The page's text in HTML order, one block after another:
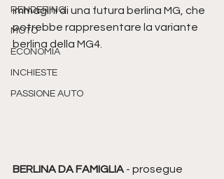
RENDERING
MOTO
ECONOMIA
INCHIESTE
PASSIONE AUTO
immagini di una futura berlina MG, che
potrebbe rappresentare la variante
berlina della MG4.
BERLINA DA FAMIGLIA - prosegue